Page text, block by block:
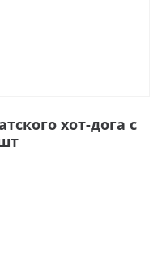
хот-дога с